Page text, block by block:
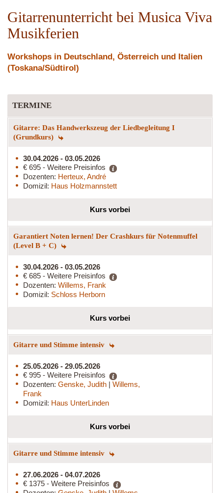
Gitarrenunterricht bei Musica Viva
Musikferien
Workshops in Deutschland, Österreich und Italien
(Toskana/Südtirol)
TERMINE
Gitarre: Das Handwerkszeug der Liedbegleitung I
(Grundkurs)
30.04.2026 - 03.05.2026
€ 695 - Weitere Preisinfos
Dozenten: Herteux, André
Domizil: Haus Holzmannstett
Kurs vorbei
Garantiert Noten lernen! Der Crashkurs für Notenmuffel
(Level B + C)
30.04.2026 - 03.05.2026
€ 685 - Weitere Preisinfos
Dozenten: Willems, Frank
Domizil: Schloss Herborn
Kurs vorbei
Gitarre und Stimme intensiv
25.05.2026 - 29.05.2026
€ 995 - Weitere Preisinfos
Dozenten: Genske, Judith | Willems,
Frank
Domizil: Haus UnterLinden
Kurs vorbei
Gitarre und Stimme intensiv
27.06.2026 - 04.07.2026
€ 1375 - Weitere Preisinfos